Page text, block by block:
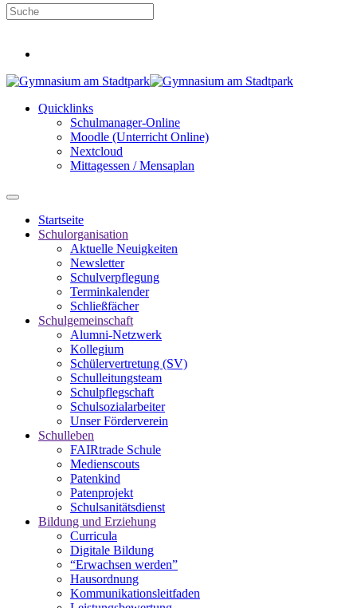
Quicklinks
Schulmanager-Online
Moodle (Unterricht Online)
Nextcloud
Mittagessen / Mensaplan
Startseite
Schulorganisation
Aktuelle Neuigkeiten
Newsletter
Schulverpflegung
Terminkalender
Schließfächer
Schulgemeinschaft
Alumni-Netzwerk
Kollegium
Schülervertretung (SV)
Schulleitungsteam
Schulpflegschaft
Schulsozialarbeiter
Unser Förderverein
Schulleben
FAIRtrade Schule
Medienscouts
Patenkind
Patenprojekt
Schulsanitätsdienst
Bildung und Erziehung
Curricula
Digitale Bildung
“Erwachsen werden”
Hausordnung
Kommunikationsleitfaden